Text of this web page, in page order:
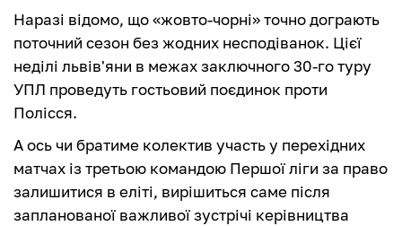
Наразі відомо, що «жовто-чорні» точно дограють
поточний сезон без жодних несподіванок. Цієї
неділі львів'яни в межах заключного 30-го туру
УПЛ проведуть гостьовий поєдинок проти
Полісся.
А ось чи братиме колектив участь у перехідних
матчах із третьою командою Першої ліги за право
залишитися в еліті, вирішиться саме після
запланованої важливої зустрічі керівництва